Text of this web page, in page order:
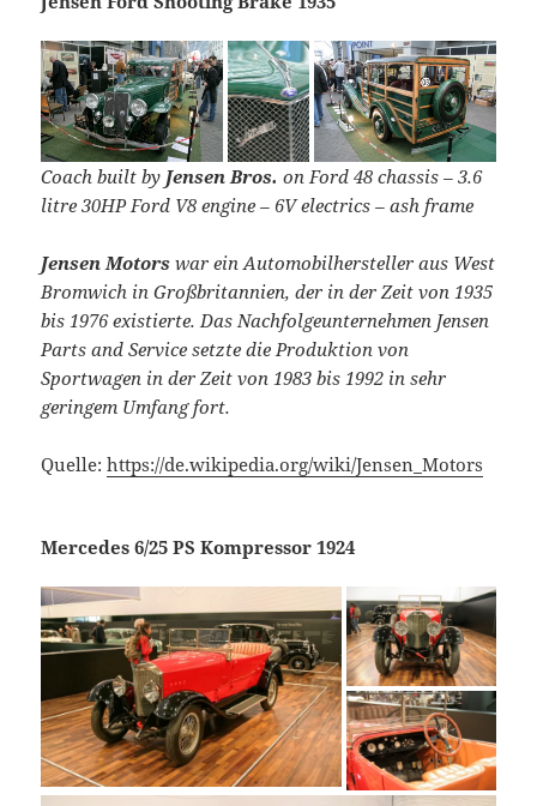
Coach built by Jensen Bros. on Ford 48 chassis – 3.6
litre 30HP Ford V8 engine – 6V electrics – ash frame
Jensen Motors war ein Automobilhersteller aus West
Bromwich in Großbritannien, der in der Zeit von 1935
bis 1976 existierte. Das Nachfolgeunternehmen Jensen
Parts and Service setzte die Produktion von
Sportwagen in der Zeit von 1983 bis 1992 in sehr
geringem Umfang fort.
Quelle:https://de.wikipedia.org/wiki/Jensen_Motors
Mercedes 6/25 PS Kompressor 1924